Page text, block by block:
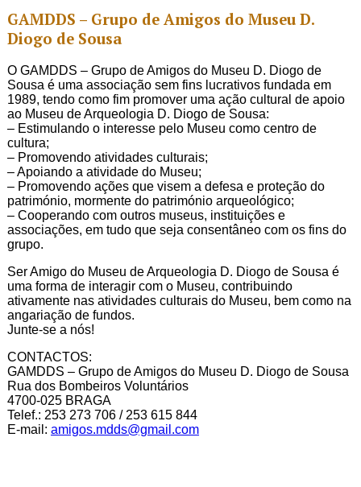
GAMDDS – Grupo de Amigos do Museu D.
Diogo de Sousa
O GAMDDS – Grupo de Amigos do Museu D. Diogo de
Sousa é uma associação sem fins lucrativos fundada em
1989, tendo como fim promover uma ação cultural de apoio
ao Museu de Arqueologia D. Diogo de Sousa:
– Estimulando o interesse pelo Museu como centro de
cultura;
– Promovendo atividades culturais;
– Apoiando a atividade do Museu;
– Promovendo ações que visem a defesa e proteção do
património, mormente do património arqueológico;
– Cooperando com outros museus, instituições e
associações, em tudo que seja consentâneo com os fins do
grupo.
Ser Amigo do Museu de Arqueologia D. Diogo de Sousa é
uma forma de interagir com o Museu, contribuindo
ativamente nas atividades culturais do Museu, bem como na
angariação de fundos.
Junte-se a nós!
CONTACTOS:
GAMDDS – Grupo de Amigos do Museu D. Diogo de Sousa
Rua dos Bombeiros Voluntários
4700-025 BRAGA
Telef.: 253 273 706 / 253 615 844
E-mail: amigos.mdds@gmail.com